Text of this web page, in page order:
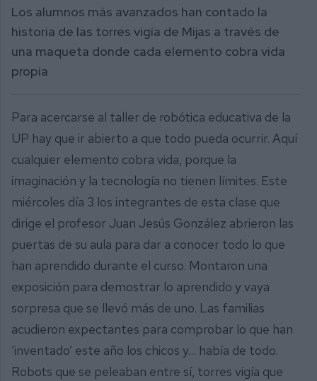
Los alumnos más avanzados han contado la
historia de las torres vigía de Mijas a través de
una maqueta donde cada elemento cobra vida
propia
Para acercarse al taller de robótica educativa de la
UP hay que ir abierto a que todo pueda ocurrir. Aquí
cualquier elemento cobra vida, porque la
imaginación y la tecnología no tienen límites. Este
miércoles día 3 los integrantes de esta clase que
dirige el profesor Juan Jesús González abrieron las
puertas de su aula para dar a conocer todo lo que
han aprendido durante el curso. Montaron una
exposición para demostrar lo aprendido y vaya
sorpresa que se llevó más de uno. Las familias
acudieron expectantes para comprobar lo que han
‘inventado’ este año los chicos y… había de todo.
Robots que se peleaban entre sí, torres vigía que